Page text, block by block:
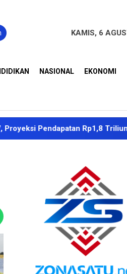
KAMIS, 6
NASIONAL EKONOMI
Rp1,8 Triliun